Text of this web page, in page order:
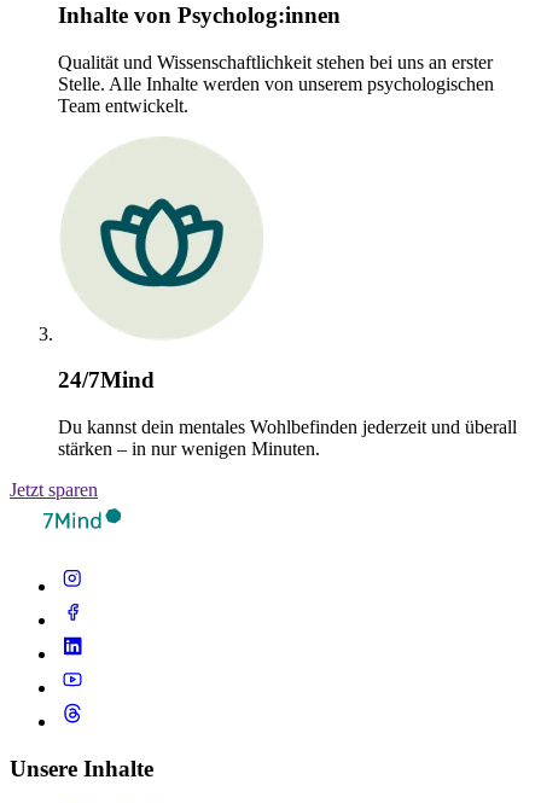
Inhalte von Psycholog:innen
Qualität und Wissenschaftlichkeit stehen bei uns an erster
Stelle. Alle Inhalte werden von unserem psychologischen
Team entwickelt.
24/7Mind
Du kannst dein mentales Wohlbefinden jederzeit und überall
stärken – in nur wenigen Minuten.
Jetzt sparen
Unsere Inhalte